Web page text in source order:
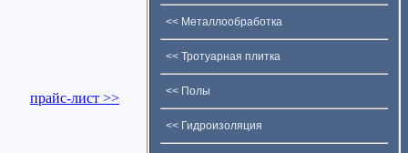
прайс-лист >>
<< Металлообработка
<< Тротуарная плитка
<< Полы
<< Гидроизоляция